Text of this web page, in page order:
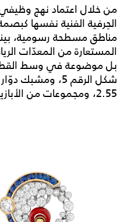
من خلال اعتماد نهج
الحِرفية الفنية نفسها
مناطق مسطحة رسومية،
المستعارة من المعدّات
بل موضوعة في وسط
شكل الرقم 5،
2.55، ومجموعات من الأبازيم والحلقات.